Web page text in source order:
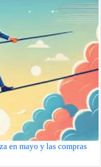
en mayo y las compras